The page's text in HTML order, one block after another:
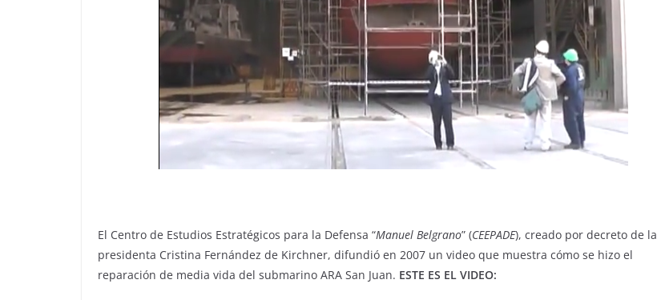
El Centro de Estudios Estratégicos para la Defensa “Manuel Belgrano” (CEEPADE), creado por decreto de la
presidenta Cristina Fernández de Kirchner, difundió en 2007 un video que muestra cómo se hizo el
reparación de media vida del submarino ARA San Juan. ESTE ES EL VIDEO: